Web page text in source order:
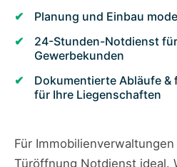
Planung und Einbau
24-Stunden-Notdienst
Gewerbekunden
Dokumentierte Abläufe
für Ihre Liegenschaften
Für Immobilienverwaltungen
Türöffnung Notdienst ideal.